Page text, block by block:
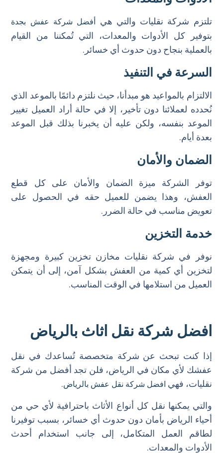
تلتزم شركة نقليات والتي هي أفضل شركة عفش بجدة
بتوفير كل الأدوات والمعدات، التي تُمكننا من القيام
بالعملية بنجاح دون حدوث أي خسائر.
السرعة في التنفيذ
الالتزام بالمواعيد هو مبدأنا، حيث نلتزم دائمًا بالموعد الذي
نُحدده لعملائنا دون تأخير، إلا في حالة أراد العميل تغيير
الموعد بنفسه، ولكن عليه أن يخبرنا بذلك قبل الموعد
بعدة أيام.
الضمان والأمان
توفر الشركة ميزة الضمان والأمان على كل قطع
العفش، وهذا يضمن للعميل حقه في الحصول على
تعويض مناسب في حالة الضرر.
خدمة التخزين
نوفر في شركة نقليات مخازن تخزين كبيرة ومجهزة
لتخزين أي كمية من العفش بشكل آمن، إلى أن يتمكن
العميل من استلامها في الوقت المناسب.
افضل شركة نقل اثاث بالرياض
إذا كنت تبحث عن شركة متخصصة تُساعدك في نقل
عفشك لأي مكان في الرياض، فلن تجد أفضل من شركة
نقليات، فهي افضل شركة نقل عفش بالرياض.
والتي يمكنها نقل كل أنواع الأثاث باحترافية لأي حي من
أحياء الرياض بأمان دون حدوث أي خسائر، بسبب توفيرنا
لطاقم العمل المتكامل، إلى جانب استخدام أحدث
الأدوات والمعدات.